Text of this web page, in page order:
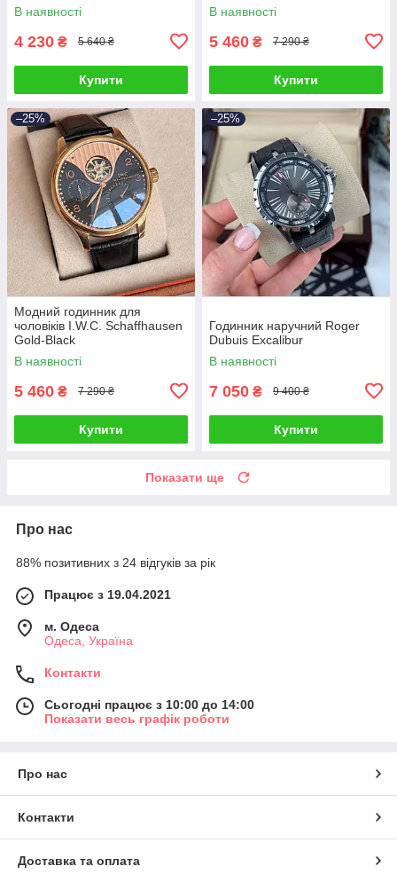
В наявності
4 230 ₴ 5 640 ₴
Купити
В наявності
5 460 ₴ 7 290 ₴
Купити
–25%
Модний годинник для
чоловіків I.W.C. Schaffhausen
Gold-Black
В наявності
5 460 ₴ 7 290 ₴
Купити
–25%
Годинник наручний Roger
Dubuis Excalibur
В наявності
7 050 ₴ 9 400 ₴
Купити
Показати ще
Про нас
88% позитивних з 24 відгуків за рік
Працює з 19.04.2021
м. Одеса
Одеса, Україна
Контакти
Сьогодні працює з 10:00 до 14:00
Показати весь графік роботи
Про нас
Контакти
Доставка та оплата